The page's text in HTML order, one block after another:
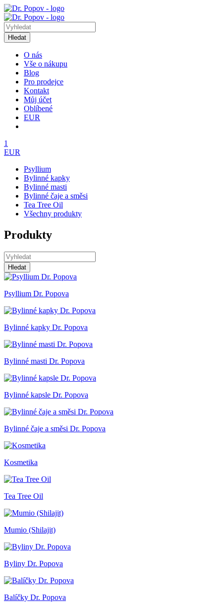
Hledat
O nás
Vše o nákupu
Blog
Pro prodejce
Kontakt
Můj účet
Oblíbené
EUR
1
EUR
Psyllium
Bylinné kapky
Bylinné masti
Bylinné čaje a směsi
Tea Tree Oil
Všechny produkty
Produkty
Hledat
Psyllium Dr. Popova
Bylinné kapky Dr. Popova
Bylinné masti Dr. Popova
Bylinné kapsle Dr. Popova
Bylinné čaje a směsi Dr. Popova
Kosmetika
Tea Tree Oil
Mumio (Shilajit)
Byliny Dr. Popova
Balíčky Dr. Popova